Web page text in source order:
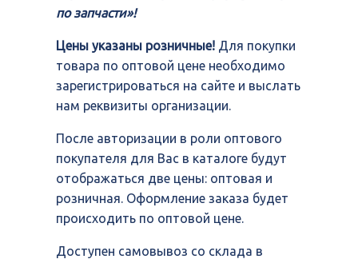
по запчасти»!
Цены указаны розничные! Для покупки
товара по оптовой цене необходимо
зарегистрироваться на сайте и выслать
нам реквизиты организации.
После авторизации в роли оптового
покупателя для Вас в каталоге будут
отображаться две цены: оптовая и
розничная. Оформление заказа будет
происходить по оптовой цене.
Доступен самовывоз со склада в